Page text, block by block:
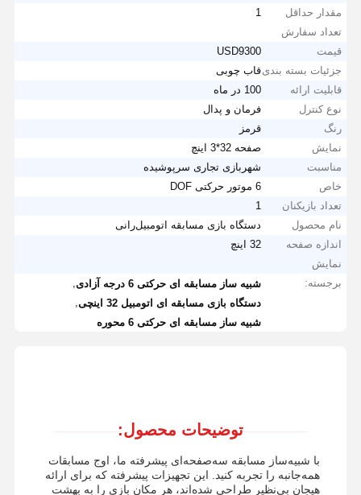
مقدار حداقل
تعداد سفارش
1
قیمت
USD9300
جزئیات بسته بندیقاب چوبی
قابلیت ارائه
100 در ماه
نوع کنترل
فرمان و پدال
رنگ
قرمز
نمایش
صفحه 32*3 اینچ
مناسبت
شهربازی تجاری سرپوشیده
خاص
6 موتور حرکتی DOF
تعداد بازیکنان
1
نام محصول
دستگاه بازی مسابقه اتومبیل‌رانی
اندازه صفحه
نمایش
32 اینچ
برجسته: شبیه ساز مسابقه ای حرکتی 6 درجه آزادی
دستگاه بازی مسابقه ای اتومبیل 32 اینچی
شبیه ساز مسابقه ای حرکتی 6 محوره
توضیحات محصول:
با شبیه‌ساز مسابقه سه‌صفحه‌ای پیشرفته ما، اوج مسابقات
همه‌جانبه را تجربه کنید. این تجهیزات پیشرفته که برای ارائه
هیجان بی‌نظیر طراحی شده‌اند، هر مکان بازی را به بهشت ​​